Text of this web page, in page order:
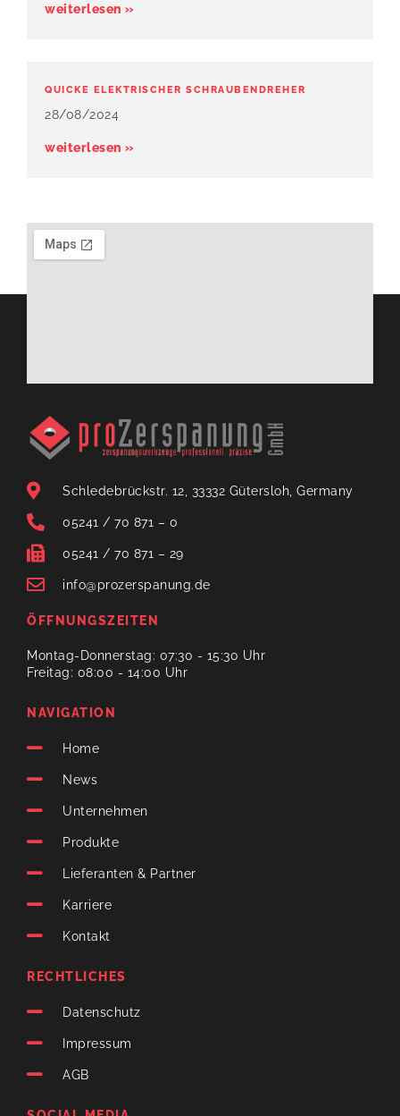
weiterlesen »
QUICKE ELEKTRISCHER SCHRAUBENDREHER
28/08/2024
weiterlesen »
Schledebrückstr. 12, 33332 Gütersloh, Germany
05241 / 70 871 – 0
05241 / 70 871 – 29
info@prozerspanung.de
ÖFFNUNGSZEITEN
Montag-Donnerstag: 07:30 - 15:30 Uhr
Freitag: 08:00 - 14:00 Uhr
NAVIGATION
Home
News
Unternehmen
Produkte
Lieferanten & Partner
Karriere
Kontakt
RECHTLICHES
Datenschutz
Impressum
AGB